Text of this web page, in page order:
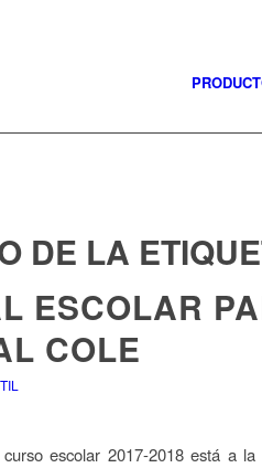
DE LA
ESCOLAR
COLE
escolar 2017-2018 está a